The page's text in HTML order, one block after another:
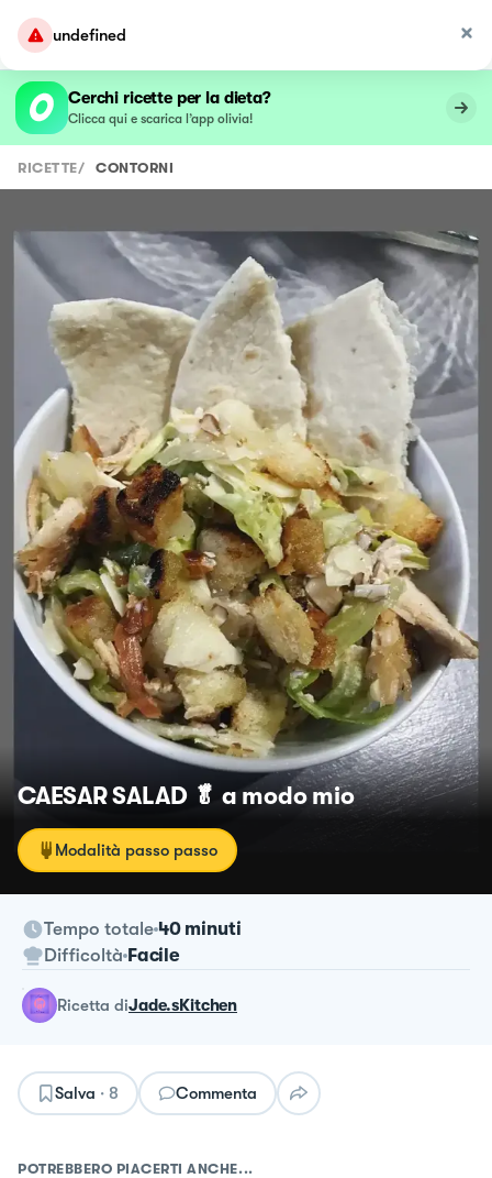
undefined
Cerchi ricette per la dieta?
Clicca qui e scarica l’app olivia!
RICETTE/ CONTORNI
CAESAR SALAD 🥬 a modo mio
Modalità passo passo
Tempo totale 40 minuti
Difficoltà Facile
ricetta diJade.sKitchen
Salva · 8 Commenta
POTREBBERO PIACERTI ANCHE...